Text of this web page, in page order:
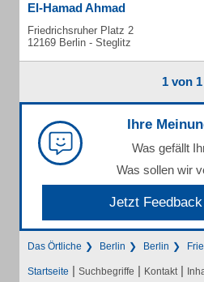
El-Hamad Ahmad
Friedrichsruher Platz 2
12169 Berlin - Steglitz
1 von 1
Ihre
Was gefällt
Was sollen wir
Jetzt
Das Örtliche Berlin Berlin
Startseite | Suchbegriffe | Kontakt |